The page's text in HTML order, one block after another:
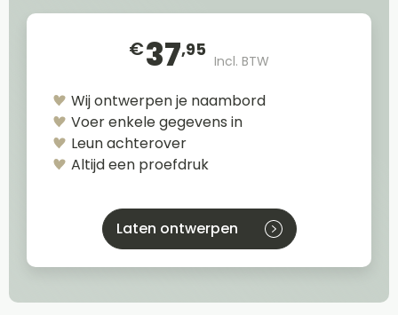
€37,95
Incl. BTW
Wij ontwerpen je naambord
Voer enkele gegevens in
Leun achterover
Altijd een proefdruk
Laten ontwerpen